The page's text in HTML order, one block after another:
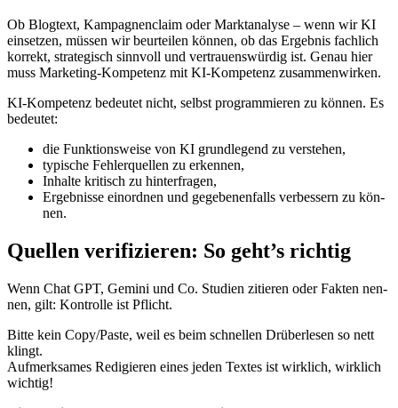
Ob Blog­text, Kam­pa­gnen­cla­im oder Markt­ana­ly­se – wenn wir KI
ein­set­zen, müs­sen wir beur­tei­len kön­nen, ob das Ergeb­nis fach­lich
kor­rekt, stra­te­gisch sinn­voll und ver­trau­ens­wür­dig ist. Genau hier
muss Mar­ke­ting-Kom­pe­tenz mit KI-Kom­pe­tenz zusam­men­wir­ken.
KI-Kom­pe­tenz bedeu­tet nicht, selbst pro­gram­mie­ren zu kön­nen. Es
bedeu­tet:
die Funk­ti­ons­wei­se von KI grund­le­gend zu ver­ste­hen,
typi­sche Feh­ler­quel­len zu erken­nen,
Inhal­te kri­tisch zu hin­ter­fra­gen,
Ergeb­nis­se ein­ord­nen und gege­be­nen­falls ver­bes­sern zu kön­
nen.
Quellen verifizieren: So geht’s richtig
Wenn Chat GPT, Gemi­ni und Co. Stu­di­en zitie­ren oder Fak­ten nen­
nen, gilt: Kon­trol­le ist Pflicht.
Bit­te kein Copy/Paste, weil es beim schnel­len Drü­ber­le­sen so nett
klingt.
Auf­merk­sa­mes Redi­gie­ren eines jeden Tex­tes ist wirk­lich, wirk­lich
wich­tig!